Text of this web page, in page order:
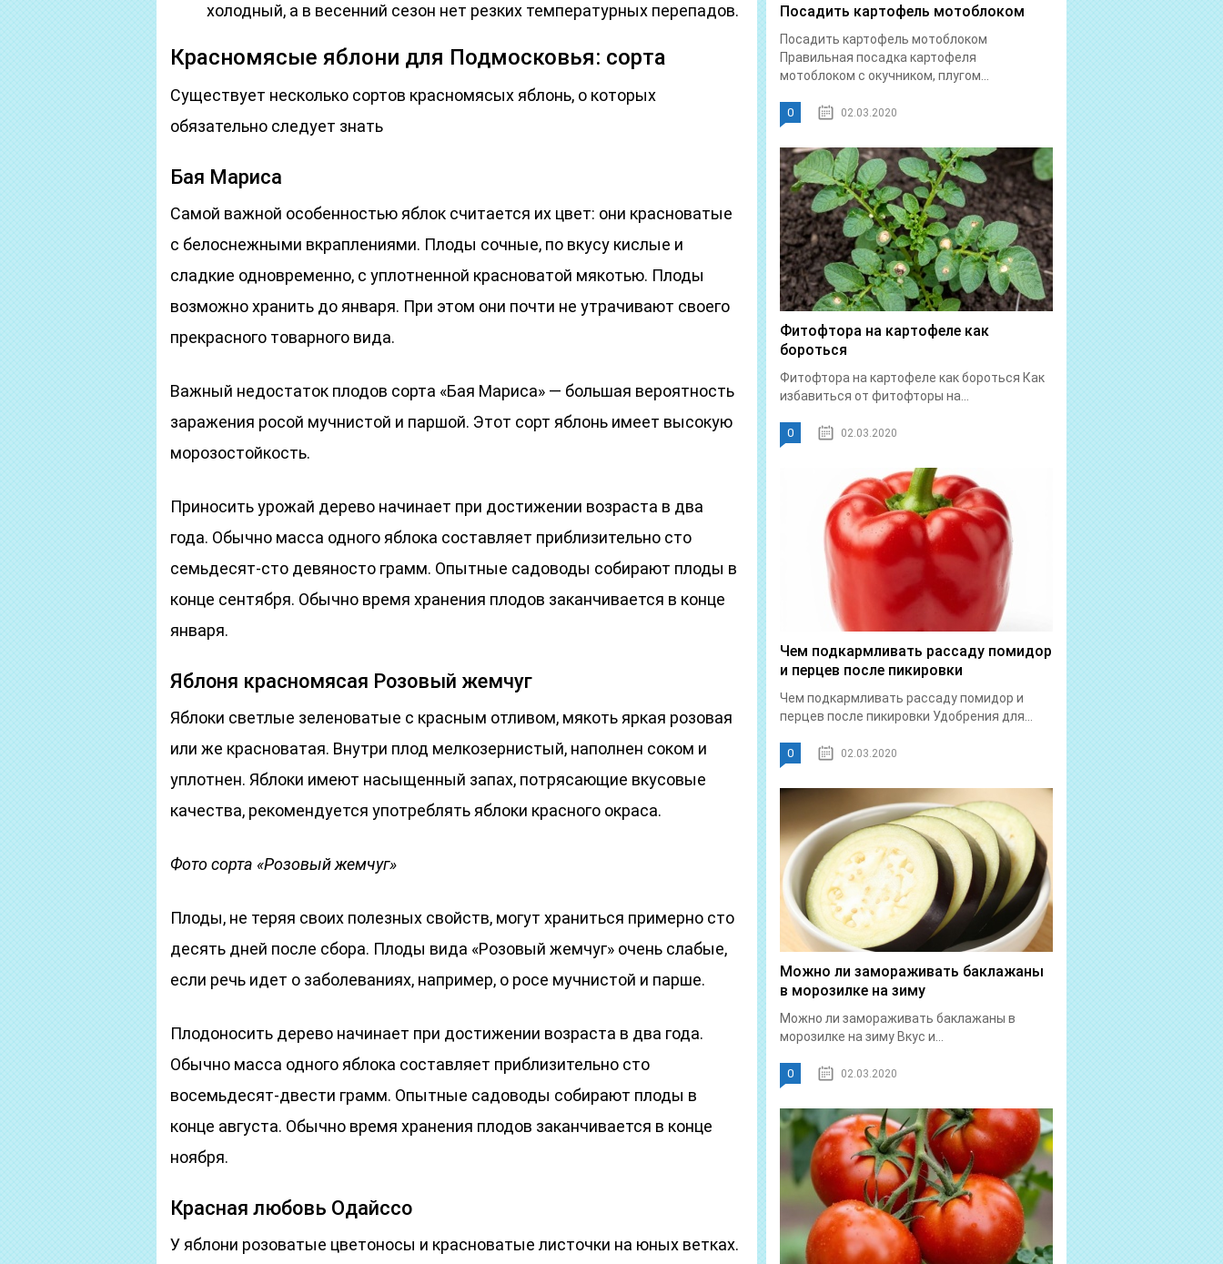
холодный, а в весенний сезон нет резких температурных перепадов.
Красномясые яблони для Подмосковья: сорта
Существует несколько сортов красномясых яблонь, о которых
обязательно следует знать
Бая Мариса
Самой важной особенностью яблок считается их цвет: они красноватые
с белоснежными вкраплениями. Плоды сочные, по вкусу кислые и
сладкие одновременно, с уплотненной красноватой мякотью. Плоды
возможно хранить до января. При этом они почти не утрачивают своего
прекрасного товарного вида.
Важный недостаток плодов сорта «Бая Мариса» — большая вероятность
заражения росой мучнистой и паршой. Этот сорт яблонь имеет высокую
морозостойкость.
Приносить урожай дерево начинает при достижении возраста в два
года. Обычно масса одного яблока составляет приблизительно сто
семьдесят-сто девяносто грамм. Опытные садоводы собирают плоды в
конце сентября. Обычно время хранения плодов заканчивается в конце
января.
Яблоня красномясая Розовый жемчуг
Яблоки светлые зеленоватые с красным отливом, мякоть яркая розовая
или же красноватая. Внутри плод мелкозернистый, наполнен соком и
уплотнен. Яблоки имеют насыщенный запах, потрясающие вкусовые
качества, рекомендуется употреблять яблоки красного окраса.
Фото сорта «Розовый жемчуг»
Плоды, не теряя своих полезных свойств, могут храниться примерно сто
десять дней после сбора. Плоды вида «Розовый жемчуг» очень слабые,
если речь идет о заболеваниях, например, о росе мучнистой и парше.
Плодоносить дерево начинает при достижении возраста в два года.
Обычно масса одного яблока составляет приблизительно сто
восемьдесят-двести грамм. Опытные садоводы собирают плоды в
конце августа. Обычно время хранения плодов заканчивается в конце
ноября.
Красная любовь Одайссо
У яблони розоватые цветоносы и красноватые листочки на юных ветках.
Посадить картофель мотоблоком
Посадить картофель мотоблоком
Правильная посадка картофеля
мотоблоком с окучником, плугом...
0 02.03.2020
Фитофтора на картофеле как
бороться
Фитофтора на картофеле как бороться Как
избавиться от фитофторы на...
0 02.03.2020
Чем подкармливать рассаду помидор
и перцев после пикировки
Чем подкармливать рассаду помидор и
перцев после пикировки Удобрения для...
0 02.03.2020
Можно ли замораживать баклажаны
в морозилке на зиму
Можно ли замораживать баклажаны в
морозилке на зиму Вкус и...
0 02.03.2020